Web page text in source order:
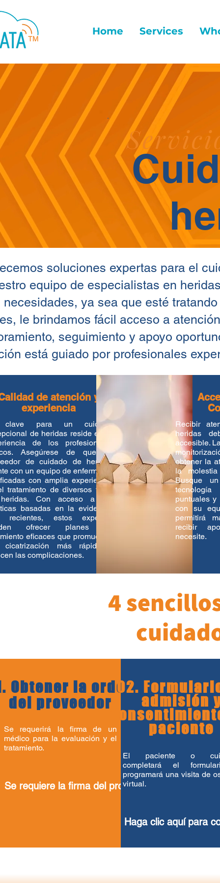
Home Services
soluciones expertas para el
equipo de especialistas en
ya sea que esté
le brindamos fácil acceso a
seguimiento y apoyo
está guiado por profesionales
de atención y
experiencia
para un cuidado
de heridas reside en la
de los profesionales
Asegúrese de que su
de cuidado de heridas
con un equipo de enfermeras
con amplia experiencia
tratamiento de diversos tipos
Con acceso a las
basadas en la evidencia
recientes, estos expertos
ofrecer planes de
eficaces que promueven
cicatrización más rápida y
las complicaciones.
Recibir
heridas
accesible.
obtener la
la
Busque
puntuales y
con su
permitirá
recibir
necesite.
4
Obtener la orden
del proveedor
Se requerirá la firma de un
médico para la evaluación y el
tratamiento.
Se requiere la firma del proveedor
02.
admisión
paciente
El paciente o
completará el
programará una visita de
virtual.
Haga clic aquí para